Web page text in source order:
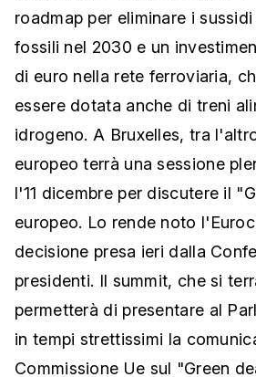
roadmap per eliminare i
fossili nel 2030 e un
di euro nella rete ferroviaria,
essere dotata anche di treni
idrogeno. A Bruxelles, tra
europeo terrà una sessione
l'11 dicembre per discutere il
europeo. Lo rende noto
decisione presa ieri dalla
presidenti. Il summit, che si
permetterà di presentare al
in tempi strettissimi la
Commissione Ue sul "Green